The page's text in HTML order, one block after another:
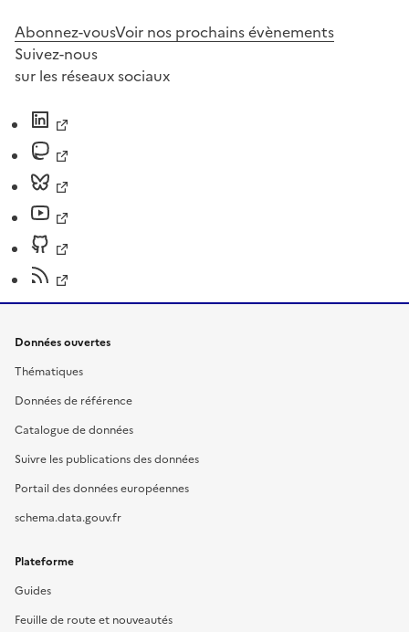
Abonnez-vousVoir nos prochains évènements
Suivez-nous
sur les réseaux sociaux
Données ouvertes
Thématiques
Données de référence
Catalogue de données
Suivre les publications des données
Portail des données européennes
schema.data.gouv.fr
Plateforme
Guides
Feuille de route et nouveautés